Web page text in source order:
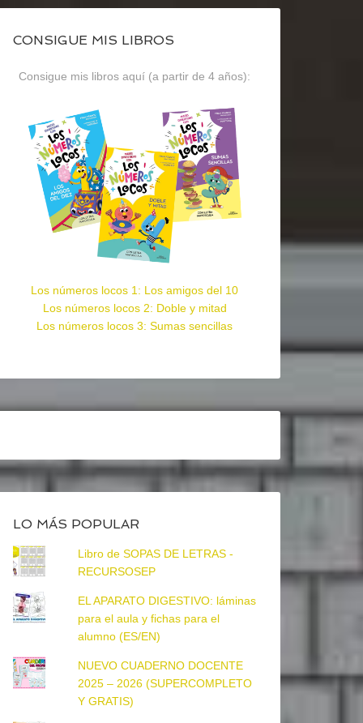
CONSIGUE MIS LIBROS
Consigue mis libros aquí (a partir de 4 años):
Los números locos 1: Los amigos del 10
Los números locos 2: Doble y mitad
Los números locos 3: Sumas sencillas
LO MÁS POPULAR
Libro de SOPAS DE LETRAS -
RECURSOSEP
EL APARATO DIGESTIVO: láminas
para el aula y fichas para el
alumno (ES/EN)
NUEVO CUADERNO DOCENTE
2025 – 2026 (SUPERCOMPLETO
Y GRATIS)